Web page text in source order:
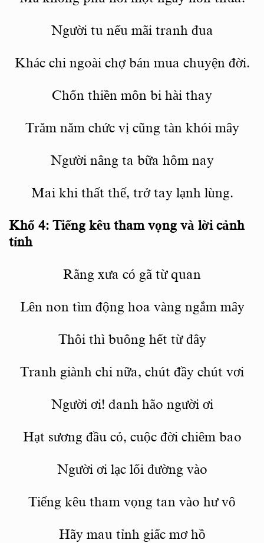
Người tu nếu mãi tranh đua
Khác chi ngoài chợ bán mua chuyện đời.
Chốn thiền môn bi hài thay
Trăm năm chức vị cũng tàn khói mây
Người nâng ta bữa hôm nay
Mai khi thất thế, trở tay lạnh lùng.
Khổ 4: Tiếng kêu tham vọng và lời cảnh
tỉnh
Rằng xưa có gã từ quan
Lên non tìm động hoa vàng ngắm mây
Thôi thì buông hết từ đây
Tranh giành chi nữa, chút đầy chút vơi
Người ơi! danh hão người ơi
Hạt sương đầu cỏ, cuộc đời chiêm bao
Người ơi lạc lối đường vào
Tiếng kêu tham vọng tan vào hư vô
Hãy mau tỉnh giấc mơ hồ